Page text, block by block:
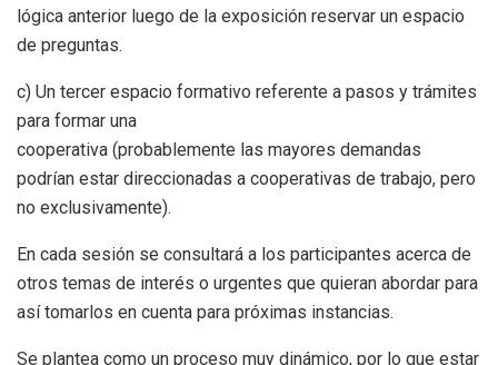
lógica anterior luego de la exposición reservar un espacio
de preguntas.
c) Un tercer espacio formativo referente a pasos y trámites
para formar una
cooperativa (probablemente las mayores demandas
podrían estar direccionadas a cooperativas de trabajo, pero
no exclusivamente).
En cada sesión se consultará a los participantes acerca de
otros temas de interés o urgentes que quieran abordar para
así tomarlos en cuenta para próximas instancias.
Se plantea como un proceso muy dinámico, por lo que estar